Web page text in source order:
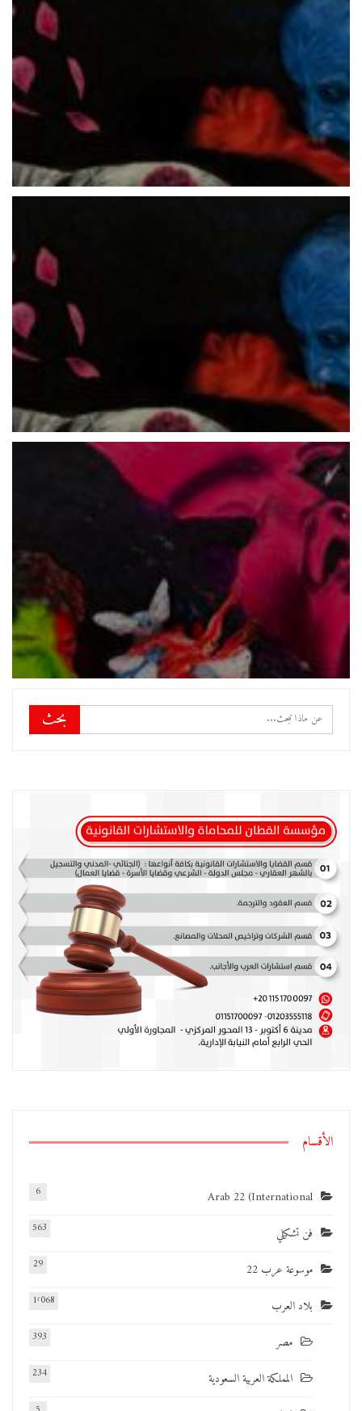
الأقسام
Arab 22 (International
6
فن تشكيلي 563
موسوعة عرب 22 29
بلاد العرب 1٬068
مصر 393
المملكة العربية السعودية 234